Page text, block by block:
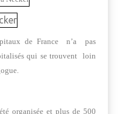
de France n’a pas
qui se trouvent loin
organisée et plus de 500